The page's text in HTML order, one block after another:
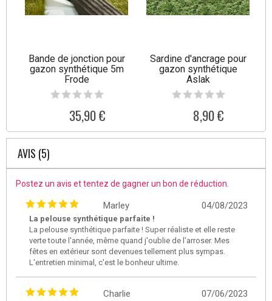
Bande de jonction pour
gazon synthétique 5m
Frode
35,90 €
Sardine d'ancrage pour
gazon synthétique
Aslak
8,90 €
AVIS (5)
Postez un avis et tentez de gagner un bon de réduction.
04/08/2023
Marley
La pelouse synthétique parfaite !
La pelouse synthétique parfaite ! Super réaliste et elle reste
verte toute l'année, même quand j'oublie de l'arroser. Mes
fêtes en extérieur sont devenues tellement plus sympas.
L'entretien minimal, c'est le bonheur ultime.
07/06/2023
Charlie